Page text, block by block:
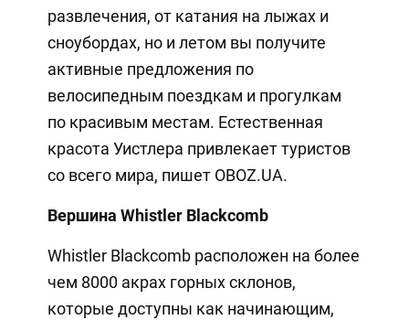
развлечения, от катания на лыжах и
сноубордах, но и летом вы получите
активные предложения по
велосипедным поездкам и прогулкам
по красивым местам. Естественная
красота Уистлера привлекает туристов
со всего мира, пишет OBOZ.UA.
Вершина Whistler Blackcomb
Whistler Blackcomb расположен на более
чем 8000 акрах горных склонов,
которые доступны как начинающим,